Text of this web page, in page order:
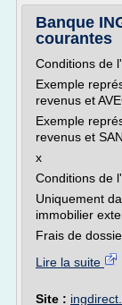
Banque
courantes
Conditions de
Exemple
revenus et
Exemple
revenus et
x
Conditions de
Uniquement
immobilier
Frais de
Lire la suite
Site :